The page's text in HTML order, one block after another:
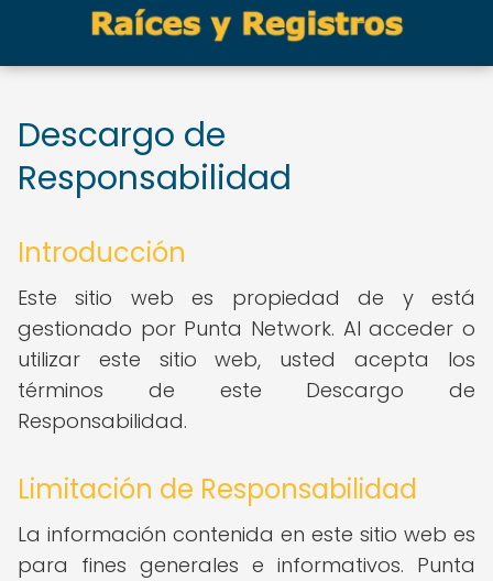
Descargo de
Responsabilidad
Introducción
Este sitio web es propiedad de y está
gestionado por Punta Network. Al acceder o
utilizar este sitio web, usted acepta los
términos de este Descargo de
Responsabilidad.
Limitación de Responsabilidad
La información contenida en este sitio web es
para fines generales e informativos. Punta